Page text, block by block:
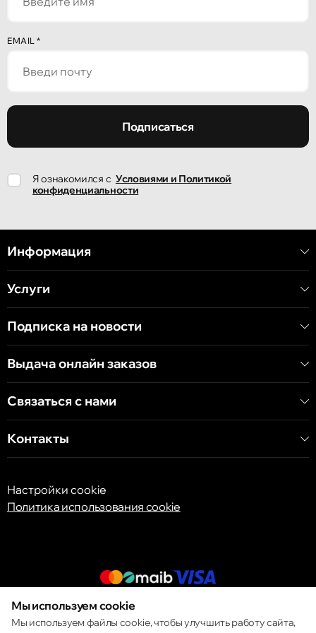
улица Ион Крянгэ, 78
Кишинёв
Хынчештское шоссе, 60/4
бульвар Дечебал, 139
EMAIL *
Подписаться
Я ознакомился с Условиями и Политикой
конфиденциальности
Информация
Услуги
Подписка на новости
Выдача онлайн заказов
Связаться с нами
Контакты
Настройки cookie
Политика использования cookie
© 2013 – 2026 ECOM
Мы используем cookie
Мы используем файлы cookie, чтобы улучшить работу сайта,